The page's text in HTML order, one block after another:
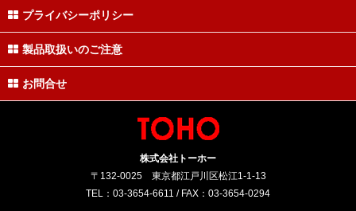
プライバシーポリシー
製品取扱いのご注意
お問合せ
株式会社トーホー
〒132-0025 東京都江戸川区松江1-1-13
TEL：03-3654-6611 / FAX：03-3654-0294